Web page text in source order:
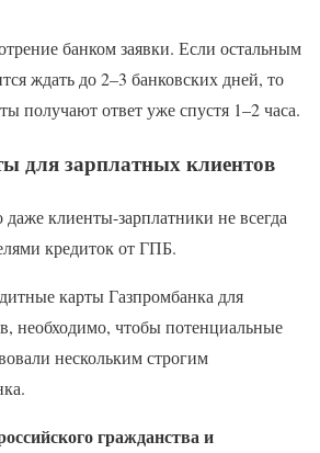
банком заявки. Если остальным
ждать до 2–3 банковских дней, то
получают ответ уже спустя 1–2 часа.
для зарплатных клиентов
клиенты-зарплатники не всегда
кредиток от ГПБ.
карты Газпромбанка для
необходимо, чтобы потенциальные
нескольким строгим
гражданства и